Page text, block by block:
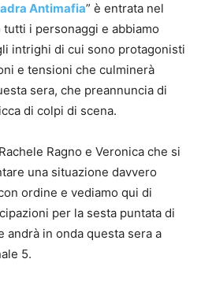
Antimafia” è entrata nel
i personaggi e abbiamo
intrighi di cui sono protagonisti
e tensioni che culminerà
sera, che preannuncia di
di colpi di scena.
Ragno e Veronica che si
una situazione davvero
ordine e vediamo qui di
per la sesta puntata di
andrà in onda questa sera a
5.